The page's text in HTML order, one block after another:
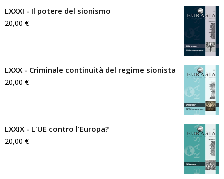
LXXXI - Il potere del sionismo
20,00 €
LXXX - Criminale continuità del regime sionista
20,00 €
LXXIX - L'UE contro l'Europa?
20,00 €